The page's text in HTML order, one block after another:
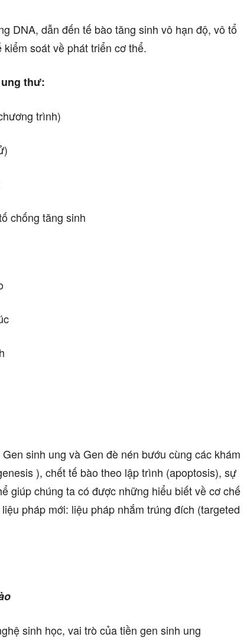
DNA, dẫn đến tế bào tăng sinh vô hạn độ, vô tổ
soát về phát triển cơ thể.
thư:
trình)
chống tăng sinh
sinh ung và Gen đè nén bướu cùng các khám
), chết tế bào theo lập trình (apoptosis), sự
giúp chúng ta có được những hiểu biết về cơ chế
pháp mới: liệu pháp nhắm trúng đích (targeted
sinh học, vai trò của tiền gen sinh ung